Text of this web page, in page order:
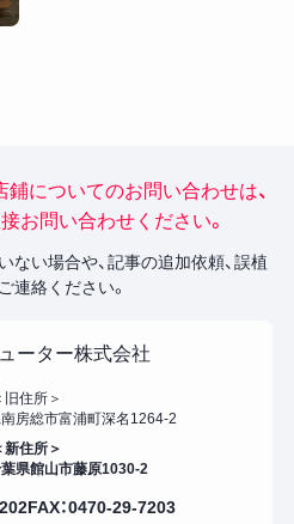
についてのお問い合わせは、
お問い合わせください。
い場合や、記事の追加依頼、誤植
連絡ください。
ーター株式会社
旧住所＞
房総市富浦町深名1264-2
新住所＞
県館山市藤原1030-2
FAX：0470-29-7203